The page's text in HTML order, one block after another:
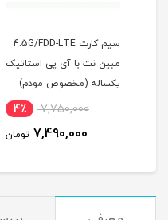
سیم کارت 4.5G/FDD-LTE
مبین نت با آی پی استاتیک
یکساله (مخصوص مودم)
7,750,000 4٪
7,490,000 تومان